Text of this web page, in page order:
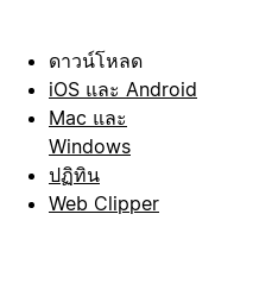
ดาวน์โหลด
iOS และ Android
Mac และ
Windows
ปฏิทิน
Web Clipper